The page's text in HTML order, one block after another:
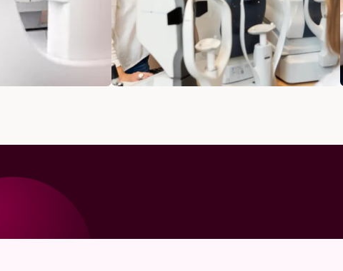
von
Warum regelmäßige
Augenscreenings für Ihre
Gesundheit entscheidend
sind